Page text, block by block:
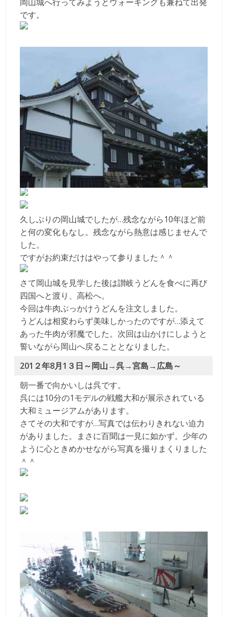
です。
久しぶりの岡山城でしたが…残念ながら10年ほど前
と何の変化もなし。残念ながら熱意は感じませんで
した。
ですがお約束だけはやって参りました＾＾
さて岡山城を見学した後は讃岐うどんを食べに再び
四国へと渡り、高松へ。
今回は牛肉ぶっかけうどんを注文しました。
うどんは相変わらず美味しかったのですが…添えて
あった牛肉が邪魔でした。次回は山かけにしようと
誓いながら岡山へ戻ることとなりました。
201２年8月1３日～岡山→呉→宮島→広島～
朝一番で向かいしは呉です。
呉には10分の1モデルの戦艦大和が展示されている
大和ミュージアムがあります。
さてその大和ですが…写真では伝わりきれない迫力
がありました。まさに百聞は一見に如かず。少年の
ように心ときめかせながら写真を撮りまくりました
＾＾